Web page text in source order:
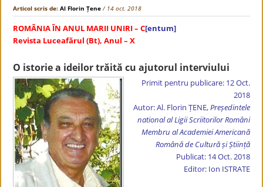
Articol scris de:Al Florin Țene / 14 oct. 2018
ROMÂNIA ÎN ANUL MARII UNIRI – C[entum]
Revista Luceafărul (Bt), Anul – X
O istorie a ideilor trăită cu ajutorul interviului
Primit pentru publicare: 12 Oct.
2018
Autor: Al. Florin ȚENE,Președintele
national al Ligii Scriitorilor Români
Membru al Academiei Americană
Română de Cultură și Știință
Publicat: 14 Oct. 2018
Editor: Ion ISTRATE